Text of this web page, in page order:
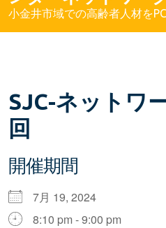
小金井市域での高齢者人材を
SJC-ネットワ
回
開催期間
7月 19, 2024
8:10 pm - 9:00 pm